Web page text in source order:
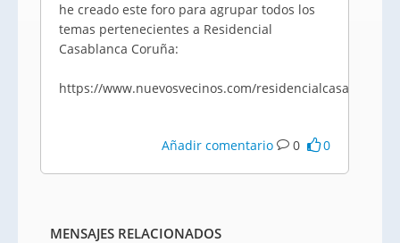
he creado este foro para agrupar todos los
temas pertenecientes a Residencial
Casablanca Coruña:
https://www.nuevosvecinos.com/
Añadir comentario 0 0
MENSAJES RELACIONADOS